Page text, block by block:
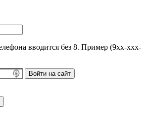
вводится без 8. Пример (9хх-ххх-
Войти на сайт